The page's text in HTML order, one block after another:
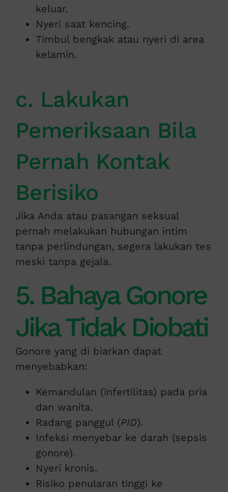
keluar.
Nyeri saat kencing.
Timbul bengkak atau nyeri di area
kelamin.
c. Lakukan
Pemeriksaan Bila
Pernah Kontak
Berisiko
Jika Anda atau pasangan seksual
pernah melakukan hubungan intim
tanpa perlindungan, segera lakukan tes
meski tanpa gejala.
5. Bahaya Gonore
Jika Tidak Diobati
Gonore yang di biarkan dapat
menyebabkan:
Kemandulan (infertilitas) pada pria
dan wanita.
Radang panggul (PID).
Infeksi menyebar ke darah (sepsis
gonore).
Nyeri kronis.
Risiko penularan tinggi ke